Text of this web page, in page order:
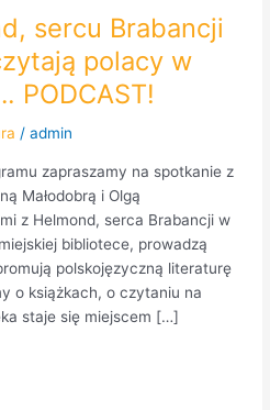
sercu Brabancji
polacy w
PODCAST!
/admin
zapraszamy na spotkanie z
Małodob­rą i Olgą
z Helmond, serca Brabancji w
bibliotece, prowadzą
polskojęzyczną literaturę
o książkach, o czytaniu na
staje się miejscem […]